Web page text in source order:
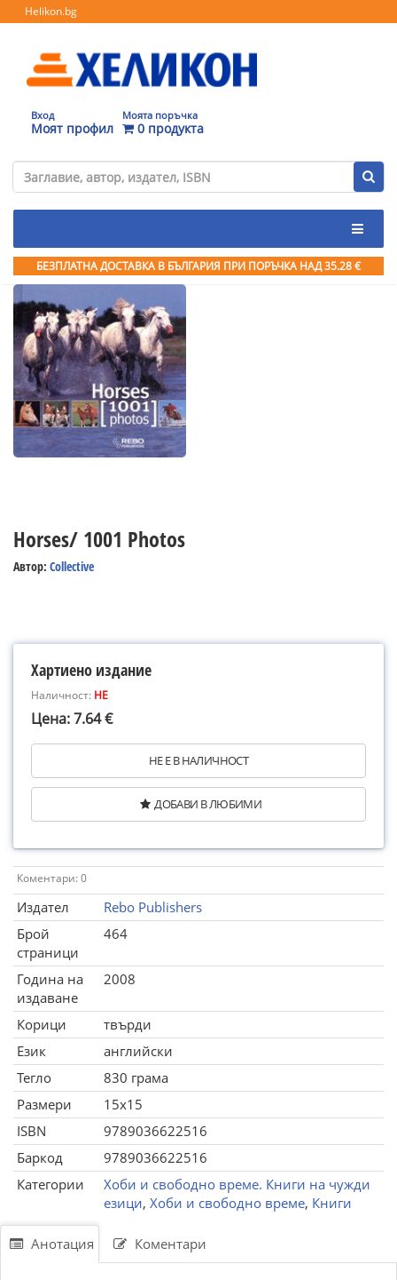
Helikon.bg
Вход
Моят профил
Моята поръчка
0 продукта
БЕЗПЛАТНА ДОСТАВКА В БЪЛГАРИЯ ПРИ ПОРЪЧКА НАД 35.28 €
Horses/ 1001 Photos
Автор: Collective
Хартиено издание
Наличност: НЕ
Цена: 7.64 €
НЕ Е В НАЛИЧНОСТ
ДОБАВИ В ЛЮБИМИ
Коментари: 0
Издател
Rebo Publishers
Брой
страници
464
Година на
издаване
2008
Корици
твърди
Език
английски
Тегло
830 грама
Размери
15x15
ISBN
9789036622516
Баркод
9789036622516
Категории
Хоби и свободно време. Книги на чужди
езици, Хоби и свободно време, Книги
Анотация Коментари